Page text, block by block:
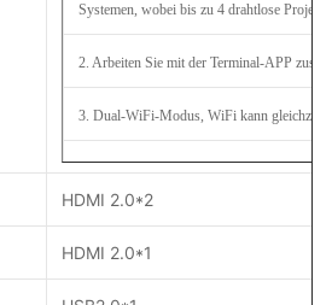
Systemen, wobei bis zu 4 drahtlose
2. Arbeiten Sie mit der Terminal-APP
3. Dual-WiFi-Modus, WiFi kann
4. Internetzugang und drahtloser Hotspot;
5. Unterstützung der lokalen Wiedergabe
6. Unterstützung der Anpassung der
HDMI 2.0*2
HDMI 2.0*1